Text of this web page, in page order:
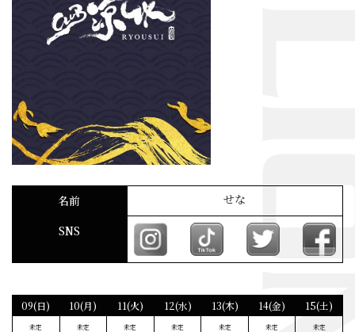
名前
せな
SNS
09(日)
未定
10(月)
未定
11(火)
未定
12(水)
未定
13(木)
未定
14(金)
未定
15(土)
未定